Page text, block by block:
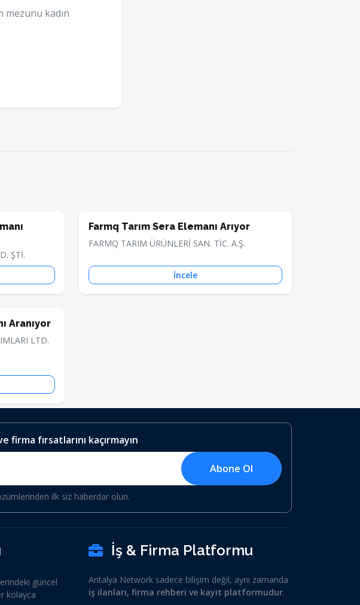
mezunu kadın
ŞTİ.
Farmq Tarım Sera Elemanı Arıyor
FARMQ TARIM ÜRÜNLERİ SAN. TİC. A.Ş.
İncele
Aranıyor
LTD.
firma fırsatlarını kaçırmayın
Abone Ol
ilk siz haberdar olun.
güncel
kolayca
İş & Firma Platformu
Antalya Network sadece bilişim değil, aynı zamanda
iş ilanları, firma rehberi ve kayıt platformudur.